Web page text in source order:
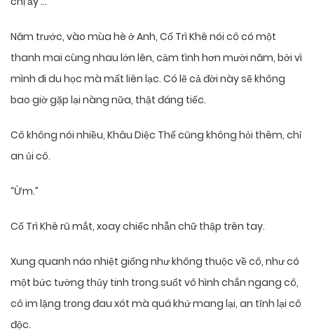
Năm trước, vào mùa hè ở Anh, Cố Trì Khê nói cô có một
thanh mai cùng nhau lớn lên, cảm tình hơn mười năm, bởi vì
mình đi du học mà mất liên lạc. Có lẽ cả đời này sẽ không
bao giờ gặp lại nàng nữa, thật đáng tiếc.
Cô không nói nhiều, Khâu Diệc Thế cũng không hỏi thêm, chỉ
an ủi cô.
“Ừm.”
Cố Trì Khê rũ mắt, xoay chiếc nhẫn chữ thập trên tay.
Xung quanh náo nhiệt giống như không thuộc về cô, như có
một bức tường thủy tinh trong suốt vô hình chắn ngang cô,
cô im lặng trong đau xót mà quá khứ mang lại, an tĩnh lại cô
độc.